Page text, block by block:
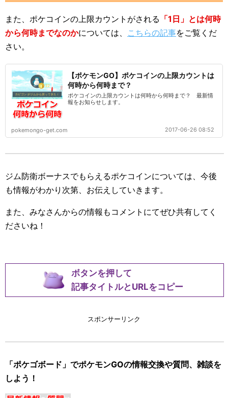
また、ポケコインの上限カウントがされる 「1日」とは何時
から何時までなのかについては、 こちらの記事をご覧くだ
さい。
【ポケモンGO】ポケコインの上限カウントは
何時から何時まで？
ポケコインの上限カウントは何時から何時まで？ 最新情
報をお知らせします。
pokemongo-get.com 2017-06-26 08:52
ジム防衛ボーナスでもらえるポケコインについては、今後
も情報がわかり次第、お伝えしていきます。
また、みなさんからの情報もコメントにてぜひ共有してく
ださいね！
ボタンを押して
記事タイトルとURLをコピー
スポンサーリンク
「ポケゴボード」でポケモンGOの情報交換や質問、雑談を
しよう！